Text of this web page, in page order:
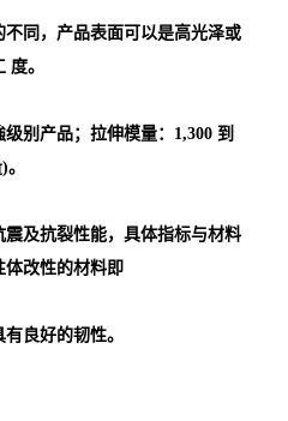
同，产品表面可以是高光泽或
。
别产品；拉伸模量：1,300 到
及抗裂性能，具体指标与材料
体改性的材料即
良好的韧性。